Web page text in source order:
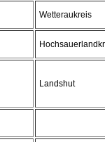
Wetteraukreis
Landshut